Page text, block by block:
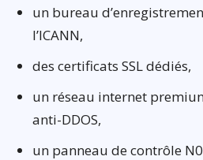
un bureau
l’ICANN,
des certificats SSL dédiés,
un réseau internet
anti-DDOS,
un panneau de contrôle